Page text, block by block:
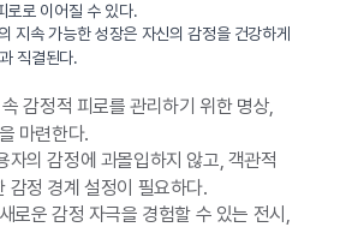
로로 이어질 수 있다.
지속 가능한 성장은 자신의 감정을 건강하게
직결된다.
감정적 피로를 관리하기 위한 명상,
마련한다.
자의 감정에 과몰입하지 않고, 객관적
감정 경계 설정이 필요하다.
로운 감정 자극을 경험할 수 있는 전시,